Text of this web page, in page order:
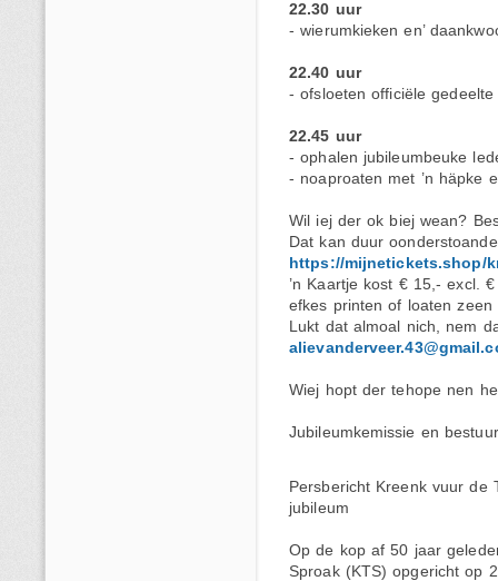
22.30 uur
- wierumkieken en’
22.40 uur
- ofsloeten officiële gedeelte
22.45 uur
- ophalen jubileumbeuke
- noaproaten met ’n häpke
Wil iej der ok biej wean?
Dat kan duur
https://mijnetickets.shop/
’n Kaartje kost € 15,- excl.
efkes printen of loaten
Lukt dat almoal nich, nem
Wiej hopt der tehope nen
Jubileumkemissie en
Persbericht Kreenk vuur de
jubileum
Op de kop af 50 jaar
Sproak (KTS) opgericht op